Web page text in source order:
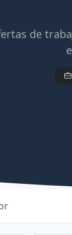
de